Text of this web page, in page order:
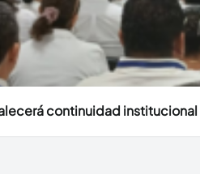
continuidad